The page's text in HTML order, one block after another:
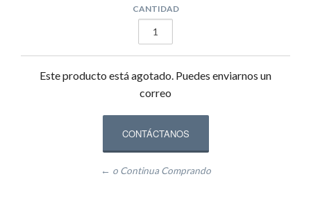
CANTIDAD
Este producto está agotado. Puedes enviarnos un
correo
CONTÁCTANOS
← o Continua Comprando